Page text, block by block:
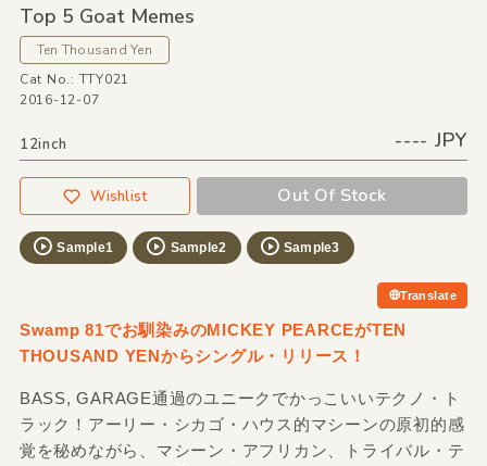
Top 5 Goat Memes
Ten Thousand Yen
Cat No.: TTY021
2016-12-07
12inch ---- JPY
Wishlist Out Of Stock
Sample1 Sample2 Sample3
Translate
Swamp 81でお馴染みのMICKEY PEARCEがTEN
THOUSAND YENからシングル・リリース！
BASS, GARAGE通過のユニークでかっこいいテクノ・ト
ラック！アーリー・シカゴ・ハウス的マシーンの原初的感
覚を秘めながら、マシーン・アフリカン、トライバル・テ